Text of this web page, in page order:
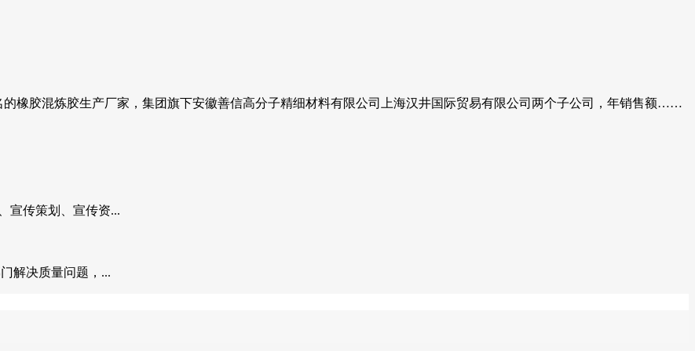
橡胶混炼胶生产厂家，集团旗下安徽善信高分子精细材料有限公司上海汉井国际贸易有限公司两个子公司，年销售额……
宣传策划、宣传资...
解决质量问题，...